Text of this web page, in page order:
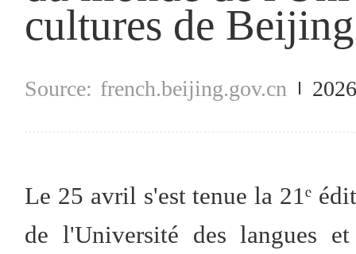
cultures de
french.beijing.gov.cn
Le 25 avril s'est tenue la 21ᵉ
de l'Université des langues